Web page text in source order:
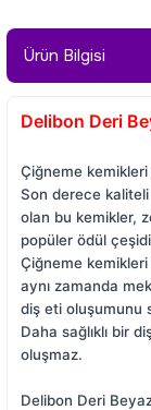
Ürün Bilgisi
Delibon Deri
Çiğneme kemikleri
Son derece kaliteli
olan bu kemikler,
popüler ödül
Çiğneme
aynı zamanda
diş eti oluşumunu
Daha sağlıklı bir
oluşmaz.
Delibon Deri